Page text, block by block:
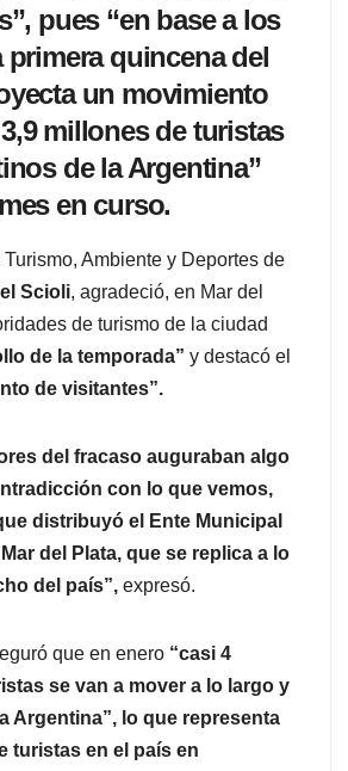
pues “en base a los
primera quincena del
un movimiento
millones de turistas
de la Argentina”
en curso.
Ambiente y Deportes de
Scioli, agradeció, en Mar del
de turismo de la ciudad
de la temporada” y destacó el
de visitantes”.
del fracaso auguraban algo
con lo que vemos,
distribuyó el Ente Municipal
del Plata, que se replica a lo
del país”, expresó.
que en enero “casi 4
se van a mover a lo largo y
Argentina”, lo que representa
turistas en el país en